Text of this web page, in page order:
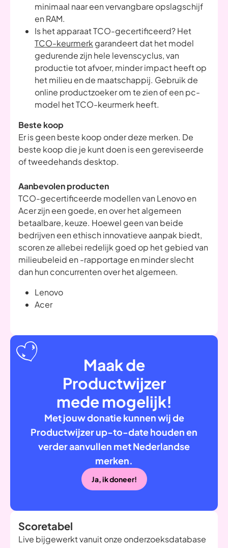
minimaal naar een vervangbare opslagschijf
en RAM.
Is het apparaat TCO-gecertificeerd? Het
TCO-keurmerk garandeert dat het model
gedurende zijn hele levenscyclus, van
productie tot afvoer, minder impact heeft op
het milieu en de maatschappij. Gebruik de
online productzoeker om te zien of een pc-
model het TCO-keurmerk heeft.
Beste koop
Er is geen beste koop onder deze merken. De
beste koop die je kunt doen is een gereviseerde
of tweedehands desktop.
Aanbevolen producten
TCO-gecertificeerde modellen van Lenovo en
Acer zijn een goede, en over het algemeen
betaalbare, keuze. Hoewel geen van beide
bedrijven een ethisch innovatieve aanpak biedt,
scoren ze allebei redelijk goed op het gebied van
milieubeleid en -rapportage en minder slecht
dan hun concurrenten over het algemeen.
Lenovo
Acer
Maak de
Productwijzer
mede mogelijk!
Met jouw donatie kunnen wij de
Productwijzer up-to-date houden en
verder aanvullen met Nederlandse
merken.
Ja, ik doneer!
Scoretabel
Live bijgewerkt vanuit onze onderzoeksdatabase